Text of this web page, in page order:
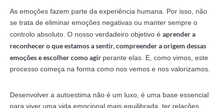
As emoções fazem parte da experiência humana. Por isso, não
se trata de eliminar emoções negativas ou manter sempre o
controlo absoluto. O nosso verdadeiro objetivo é aprender a
reconhecer o que estamos a sentir, compreender a origem dessas
emoções e escolher como agir perante elas. E, como vimos, este
processo começa na forma como nos vemos e nos valorizamos.
Desenvolver a autoestima não é um luxo, é uma base essencial
para viver uma vida emocional mais equilibrada, ter relações